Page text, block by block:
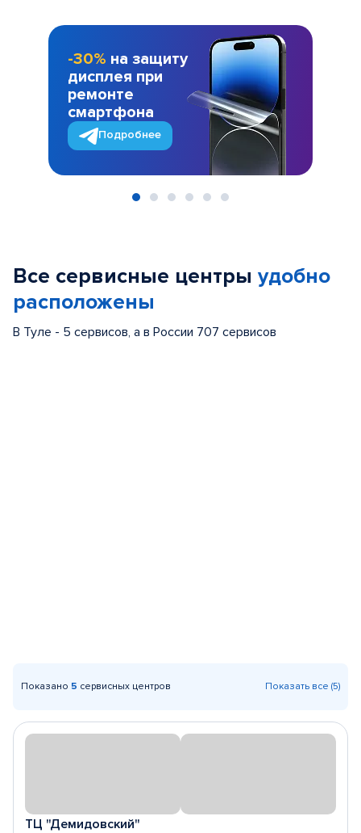
-30% на защиту
дисплея при
ремонте
смартфона
Подробнее
Все сервисные центры удобно
расположены
В Туле - 5 сервисов, а в России 707 сервисов
Показано 5 сервисных центров Показать все (5)
ТЦ "Демидовский"